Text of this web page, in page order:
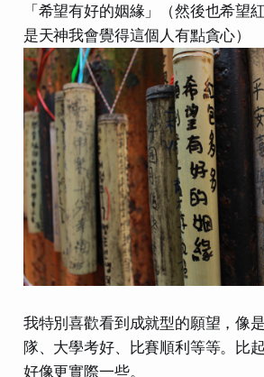
「希望有好的姻緣」（然後也希望
是天神我會覺得這個人有點貪心）
我特別喜歡看到成就型的願望，像
隊、大學考好、比賽順利等等。比
好像更實際一些。